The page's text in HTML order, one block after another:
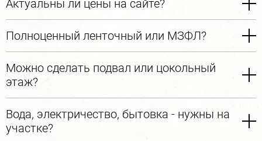
Актуальны ли цены на сайте?
Полноценный ленточный или МЗФЛ?
Можно сделать подвал или цокольный
этаж?
Вода, электричество, бытовка - нужны на
участке?